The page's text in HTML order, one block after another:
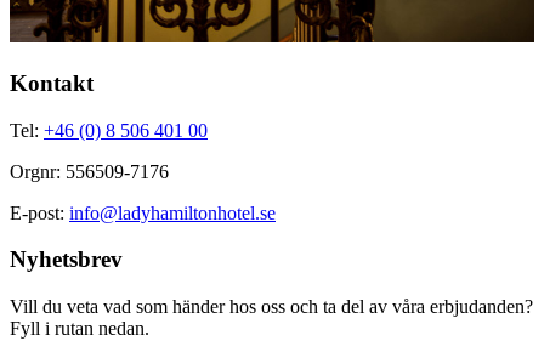
Kontakt
Tel: +46 (0) 8 506 401 00
Orgnr: 556509-7176
E-post: info@ladyhamiltonhotel.se
Nyhetsbrev
Vill du veta vad som händer hos oss och ta del av våra erbjudanden?
Fyll i rutan nedan.